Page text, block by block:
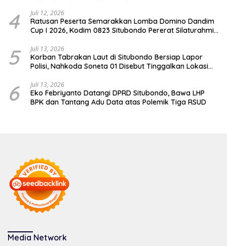
4 Juli 12, 2026
Ratusan Peserta Semarakkan Lomba Domino Dandim
Cup I 2026, Kodim 0823 Situbondo Pererat Silaturahmi
5 Juli 13, 2026
Korban Tabrakan Laut di Situbondo Bersiap Lapor
Polisi, Nahkoda Soneta 01 Disebut Tinggalkan Lokasi
6 Juli 13, 2026
Eko Febriyanto Datangi DPRD Situbondo, Bawa LHP
BPK dan Tantang Adu Data atas Polemik Tiga RSUD
Media Network